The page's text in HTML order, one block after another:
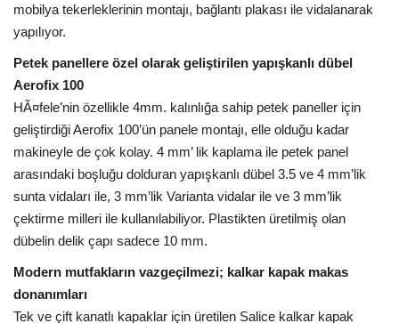
mobilya tekerleklerinin montajı, bağlantı plakası ile vidalanarak
yapılıyor.
Petek panellere özel olarak geliştirilen yapışkanlı dübel
Aerofix 100
HÃ¤fele’nin özellikle 4mm. kalınlığa sahip petek paneller için
geliştirdiği Aerofix 100’ün panele montajı, elle olduğu kadar
makineyle de çok kolay. 4 mm’ lik kaplama ile petek panel
arasındaki boşluğu dolduran yapışkanlı dübel 3.5 ve 4 mm’lik
sunta vidaları ile, 3 mm’lik Varianta vidalar ile ve 3 mm’lik
çektirme milleri ile kullanılabiliyor. Plastikten üretilmiş olan
dübelin delik çapı sadece 10 mm.
Modern mutfakların vazgeçilmezi; kalkar kapak makas
donanımları
Tek ve çift kanatlı kapaklar için üretilen Salice kalkar kapak